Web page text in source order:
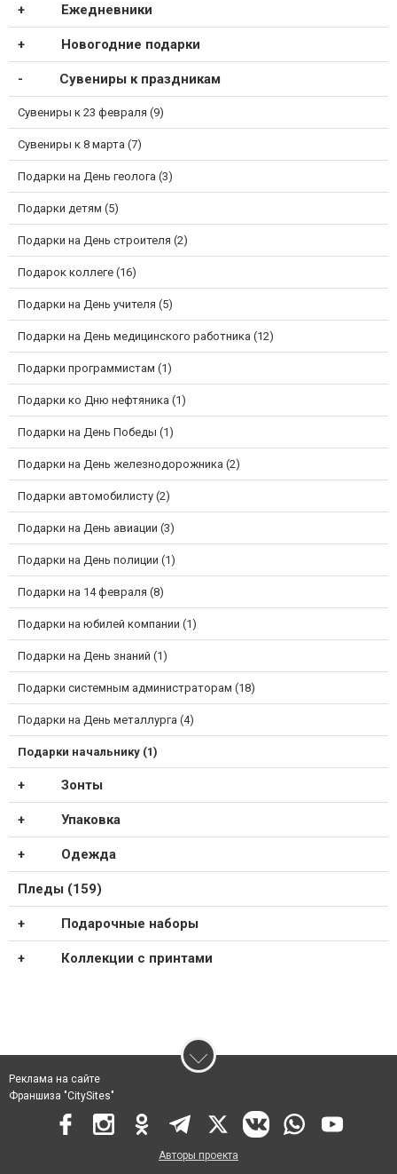
Ежедневники
Новогодние подарки
Сувениры к праздникам
Сувениры к 23 февраля (9)
Сувениры к 8 марта (7)
Подарки на День геолога (3)
Подарки детям (5)
Подарки на День строителя (2)
Подарок коллеге (16)
Подарки на День учителя (5)
Подарки на День медицинского работника (12)
Подарки программистам (1)
Подарки ко Дню нефтяника (1)
Подарки на День Победы (1)
Подарки на День железнодорожника (2)
Подарки автомобилисту (2)
Подарки на День авиации (3)
Подарки на День полиции (1)
Подарки на 14 февраля (8)
Подарки на юбилей компании (1)
Подарки на День знаний (1)
Подарки системным администраторам (18)
Подарки на День металлурга (4)
Подарки начальнику (1)
Зонты
Упаковка
Одежда
Пледы (159)
Подарочные наборы
Коллекции с принтами
Реклама на сайте
Франшиза "CitySites"
Авторы проекта